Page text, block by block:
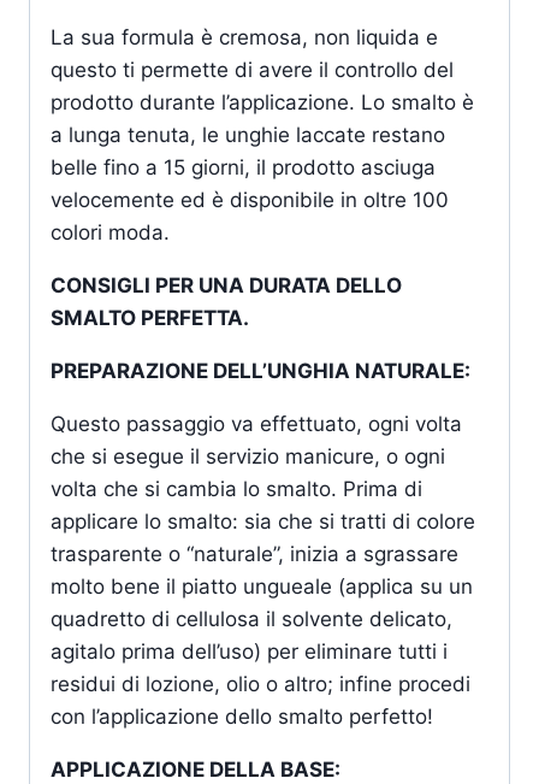
La sua formula è cremosa, non liquida e
questo ti permette di avere il controllo del
prodotto durante l’applicazione. Lo smalto è
a lunga tenuta, le unghie laccate restano
belle fino a 15 giorni, il prodotto asciuga
velocemente ed è disponibile in oltre 100
colori moda.
CONSIGLI PER UNA DURATA DELLO
SMALTO PERFETTA.
PREPARAZIONE DELL’UNGHIA NATURALE:
Questo passaggio va effettuato, ogni volta
che si esegue il servizio manicure, o ogni
volta che si cambia lo smalto. Prima di
applicare lo smalto: sia che si tratti di colore
trasparente o “naturale”, inizia a sgrassare
molto bene il piatto ungueale (applica su un
quadretto di cellulosa il solvente delicato,
agitalo prima dell’uso) per eliminare tutti i
residui di lozione, olio o altro; infine procedi
con l’applicazione dello smalto perfetto!
APPLICAZIONE DELLA BASE: